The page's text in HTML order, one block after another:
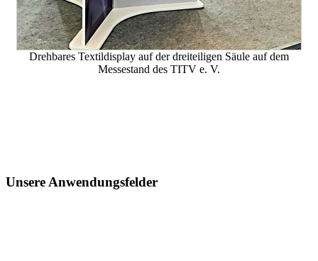
Drehbares Textildisplay auf der dreiteiligen Säule auf dem
Messestand des TITV e. V.
Unsere Anwendungsfelder